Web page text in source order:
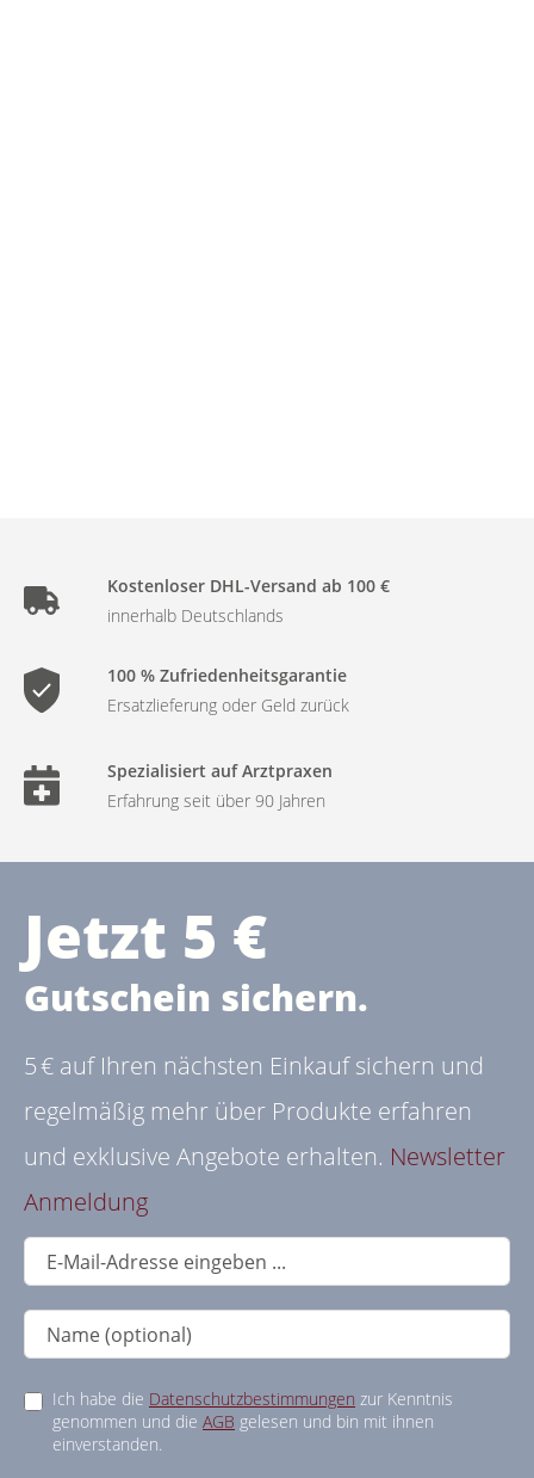
Kostenloser DHL-Versand ab 100 €
innerhalb Deutschlands
100 % Zufriedenheitsgarantie
Ersatzlieferung oder Geld zurück
Spezialisiert auf Arztpraxen
Erfahrung seit über 90 Jahren
Jetzt 5 €
Gutschein sichern.
5 € auf Ihren nächsten Einkauf sichern und
regelmäßig mehr über Produkte erfahren
und exklusive Angebote erhalten. Newsletter
Anmeldung
Ich habe die Datenschutzbestimmungen zur Kenntnis
genommen und die AGB gelesen und bin mit ihnen
einverstanden.